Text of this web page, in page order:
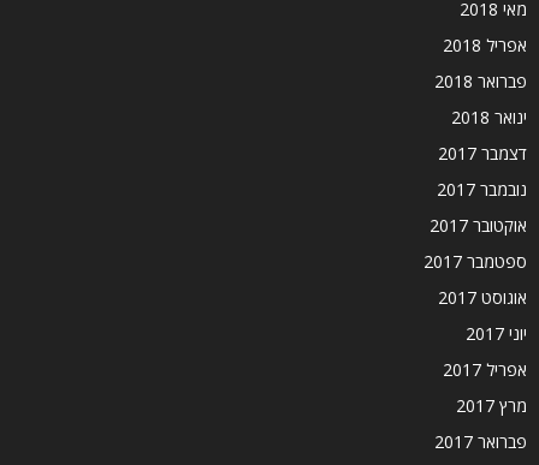
מאי 2018
אפריל 2018
פברואר 2018
ינואר 2018
דצמבר 2017
נובמבר 2017
אוקטובר 2017
ספטמבר 2017
אוגוסט 2017
יוני 2017
אפריל 2017
מרץ 2017
פברואר 2017